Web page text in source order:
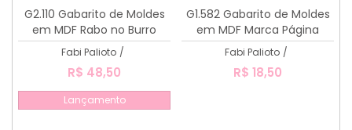
G2.110 Gabarito de Moldes
em MDF Rabo no Burro
Fabi Palioto /
R$ 48,50
Lançamento
G1.582 Gabarito de Moldes
em MDF Marca Página
Salsicha
Fabi Palioto /
R$ 18,50